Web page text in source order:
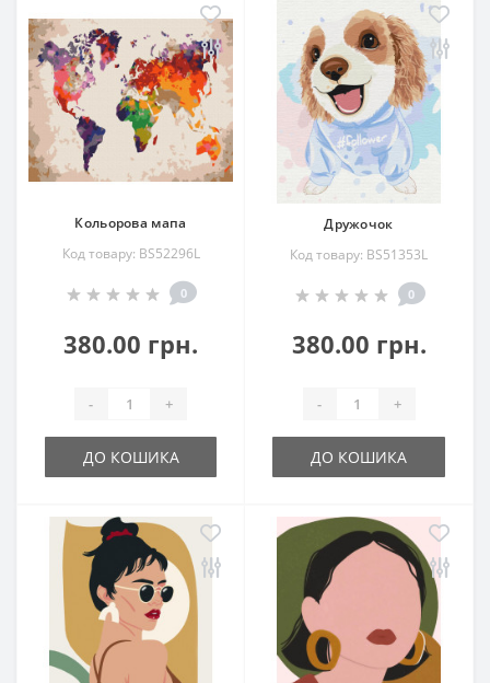
Кольорова мапа
Код товару: BS52296L
0
380.00 грн.
- +
ДО КОШИКА
Дружочок
Код товару: BS51353L
0
380.00 грн.
- +
ДО КОШИКА